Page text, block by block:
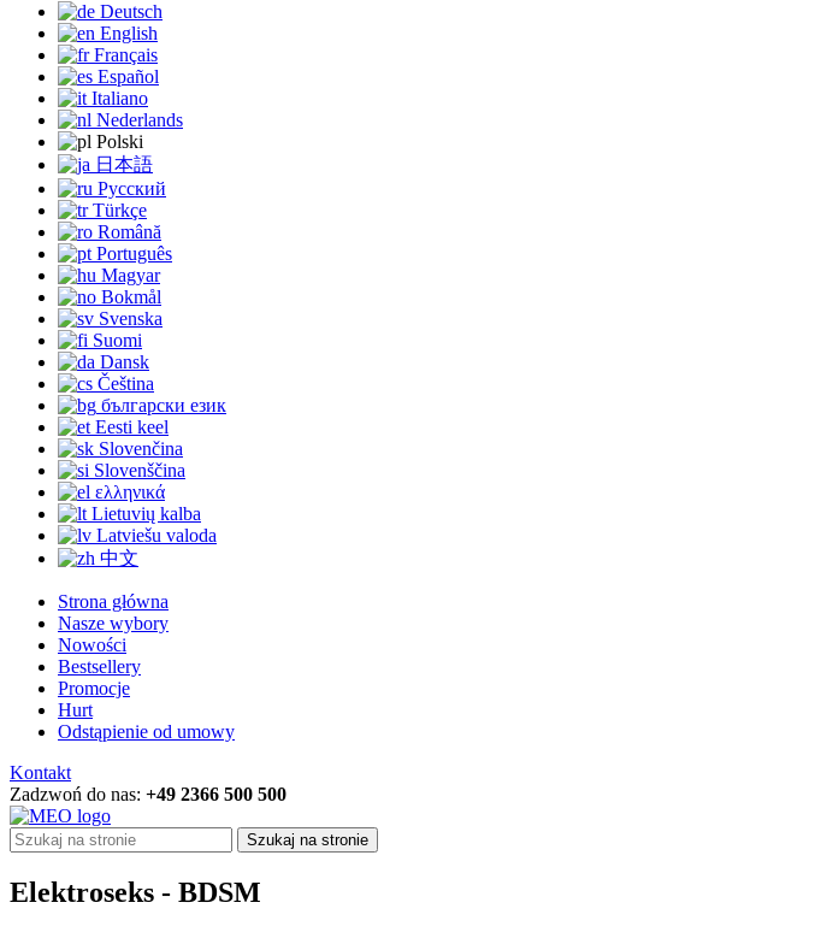
Deutsch
English
Français
Español
Italiano
Nederlands
Polski
日本語
Русский
Türkçe
Română
Português
Magyar
Bokmål
Svenska
Suomi
Dansk
Čeština
български език
Eesti keel
Slovenčina
Slovenščina
ελληνικά
Lietuvių kalba
Latviešu valoda
中文
Strona główna
Nasze wybory
Nowości
Bestsellery
Promocje
Hurt
Odstąpienie od umowy
Kontakt
Zadzwoń do nas: +49 2366 500 500
Szukaj na stronie
Elektroseks - BDSM